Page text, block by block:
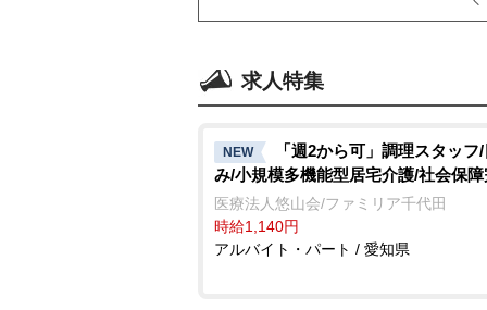
求人特集
NEW
「週2から可」調理スタッフ
み/小規模多機能型居宅介護/社会保
医療法人悠山会/ファミリア千代田
時給1,140円
アルバイト・パート / 愛知県